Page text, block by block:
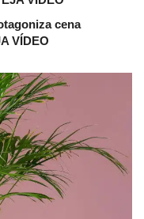
cena
VÍDEO